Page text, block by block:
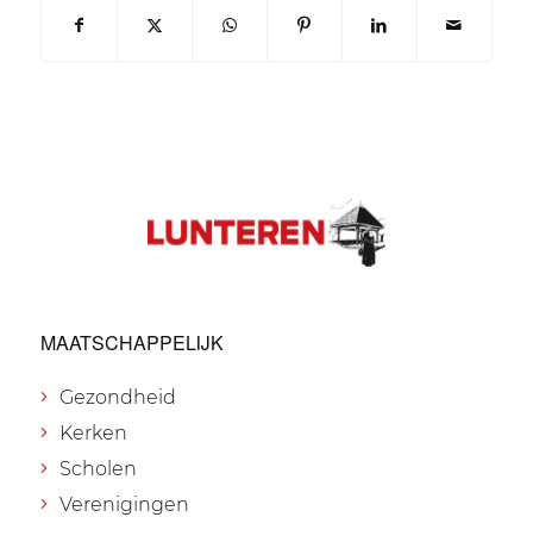
MAATSCHAPPELIJK
Gezondheid
Kerken
Scholen
Verenigingen